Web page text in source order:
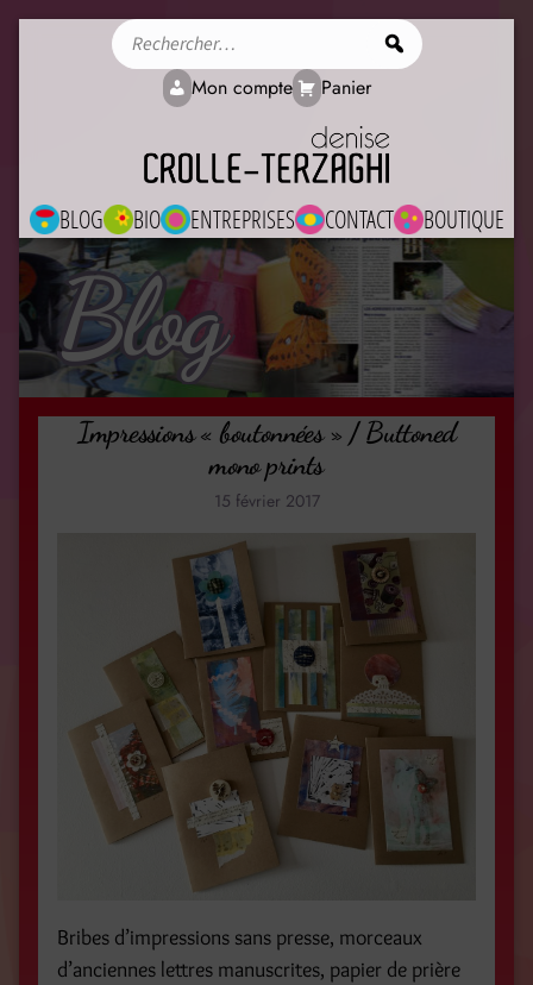
BLOG BIO ENTREPRISES CONTACT BOUTIQUE
Mon compte Panier
Blog
Impressions « boutonnées » / Buttoned
mono prints
15 février 2017
Bribes d’impressions sans presse, morceaux
d’anciennes lettres manuscrites, papier de prière